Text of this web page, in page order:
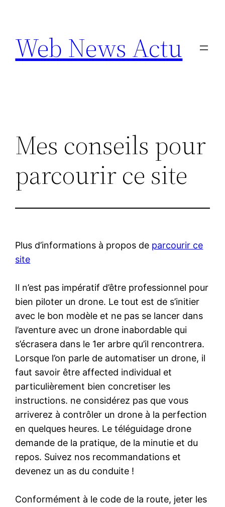
contenu
Web News Actu
Mes conseils pour
parcourir ce site
Plus d’informations à propos de parcourir ce
site
Il n’est pas impératif d’être professionnel pour
bien piloter un drone. Le tout est de s’initier
avec le bon modèle et ne pas se lancer dans
l’aventure avec un drone inabordable qui
s’écrasera dans le 1er arbre qu’il rencontrera.
Lorsque l’on parle de automatiser un drone, il
faut savoir être affected individual et
particulièrement bien concretiser les
instructions. ne considérez pas que vous
arriverez à contrôler un drone à la perfection
en quelques heures. Le téléguidage drone
demande de la pratique, de la minutie et du
repos. Suivez nos recommandations et
devenez un as du conduite !
Conformément à le code de la route, jeter les